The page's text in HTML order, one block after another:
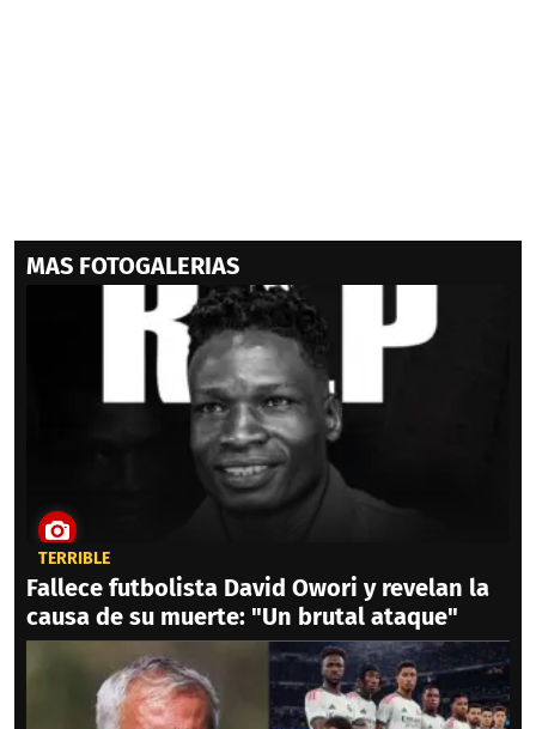
MAS FOTOGALERIAS
TERRIBLE
Fallece futbolista David Owori y revelan la
causa de su muerte: "Un brutal ataque"